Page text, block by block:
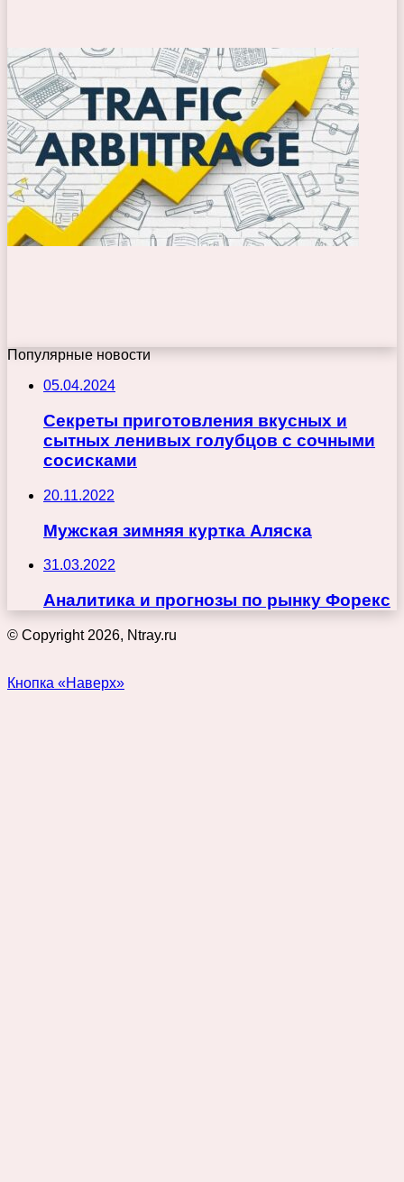
Популярные новости
05.04.2024
Секреты приготовления вкусных и
сытных ленивых голубцов с сочными
сосисками
20.11.2022
Мужская зимняя куртка Аляска
31.03.2022
Аналитика и прогнозы по рынку Форекс
© Copyright 2026, Ntray.ru
Кнопка «Наверх»